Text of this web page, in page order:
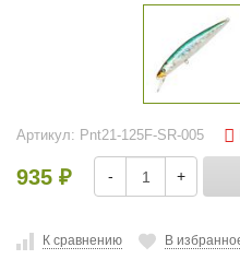
Артикул: Pnt21-125F-SR-005
935 ₽ - +
К сравнению В